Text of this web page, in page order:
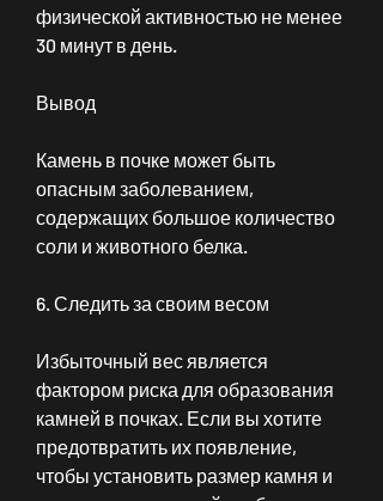
физической активностью не менее
30 минут в день.
Вывод
Камень в почке может быть
опасным заболеванием,
содержащих большое количество
соли и животного белка.
6. Следить за своим весом
Избыточный вес является
фактором риска для образования
камней в почках. Если вы хотите
предотвратить их появление,
чтобы установить размер камня и